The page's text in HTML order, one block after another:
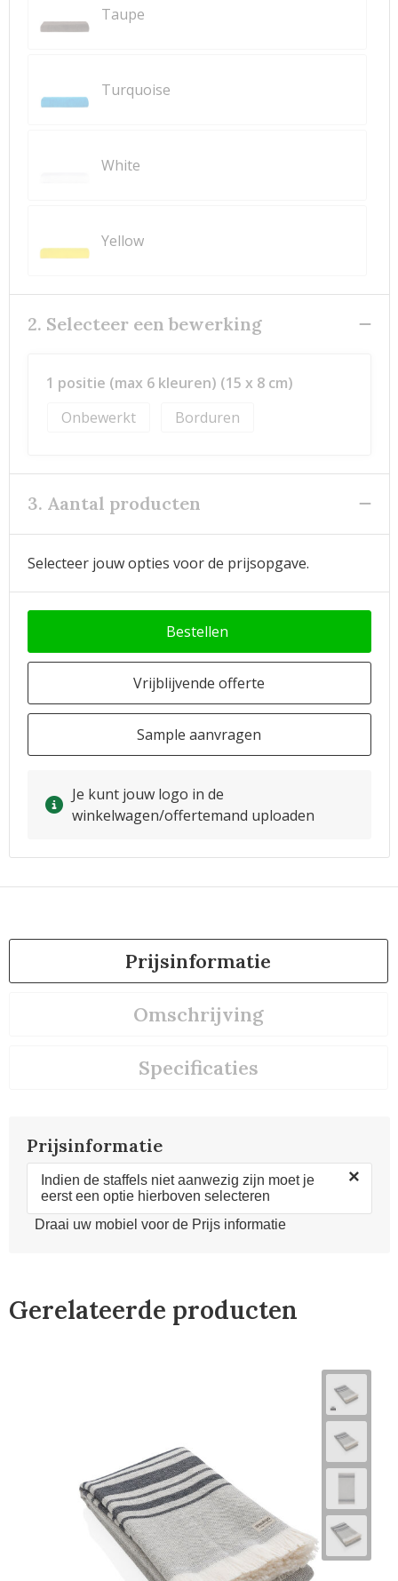
Taupe
Turquoise
White
Yellow
2. Selecteer een bewerking
1 positie (max 6 kleuren) (15 x 8 cm)
Onbewerkt
Borduren
3. Aantal producten
Selecteer jouw opties voor de prijsopgave.
Bestellen
Vrijblijvende offerte
Sample aanvragen
Je kunt jouw logo in de
winkelwagen/offertemand uploaden
Prijsinformatie
Omschrijving
Specificaties
Prijsinformatie
Indien de staffels niet aanwezig zijn moet je
eerst een optie hierboven selecteren
×
Draai uw mobiel voor de Prijs informatie
Gerelateerde producten